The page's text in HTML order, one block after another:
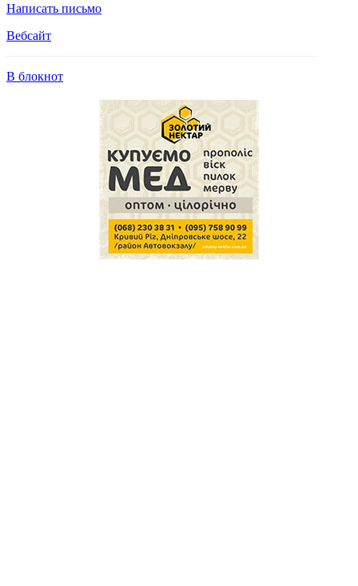
Написать письмо
Вебсайт
В блокнот